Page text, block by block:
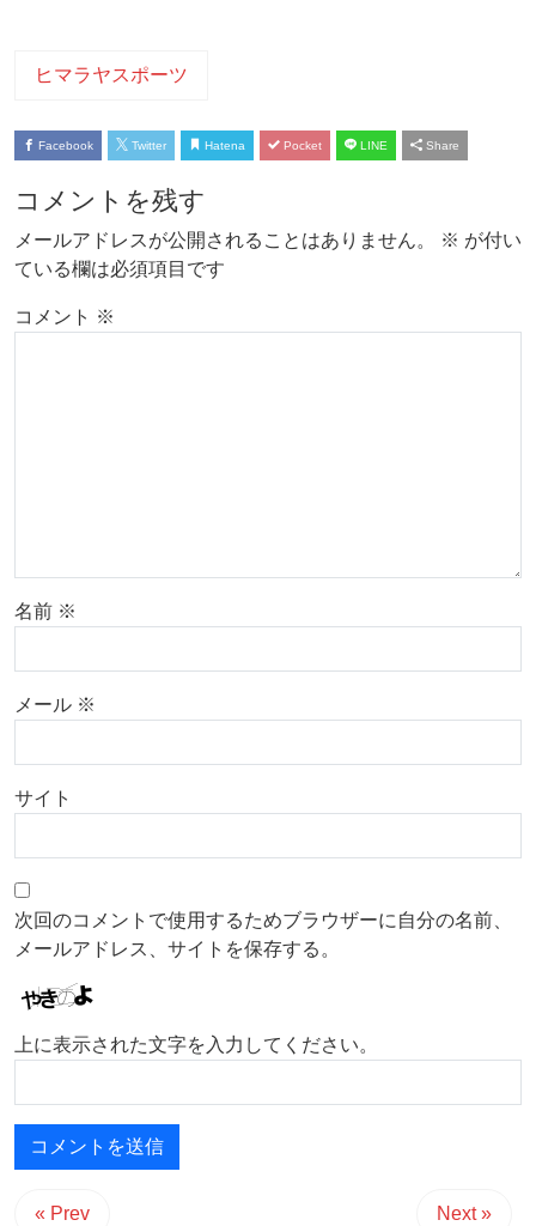
ヒマラヤスポーツ
Facebook Twitter Hatena Pocket LINE Share
コメントを残す
メールアドレスが公開されることはありません。 ※ が付い
ている欄は必須項目です
コメント ※
名前 ※
メール ※
サイト
次回のコメントで使用するためブラウザーに自分の名前、
メールアドレス、サイトを保存する。
上に表示された文字を入力してください。
« Prev Next »